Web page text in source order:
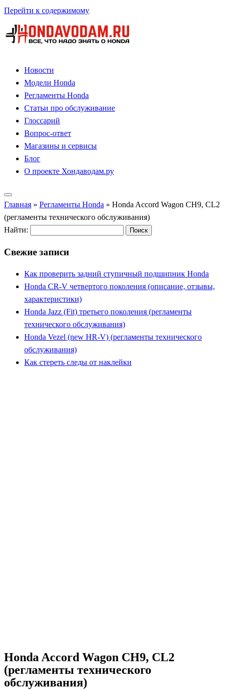
Перейти к содержимому
Новости
Модели Honda
Регламенты Honda
Статьи про обслуживание
Глоссарий
Вопрос-ответ
Магазины и сервисы
Блог
О проекте Хондаводам.ру
Главная » Регламенты Honda » Honda Accord Wagon CH9, CL2
(регламенты технического обслуживания)
Найти:
Свежие записи
Как проверить задний ступичный подшипник Honda
Honda CR-V четвертого поколения (описание, отзывы,
характеристики)
Honda Jazz (Fit) третьего поколения (регламенты
технического обслуживания)
Honda Vezel (new HR-V) (регламенты технического
обслуживания)
Как стереть следы от наклейки
Honda Accord Wagon CH9, CL2
(регламенты технического
обслуживания)